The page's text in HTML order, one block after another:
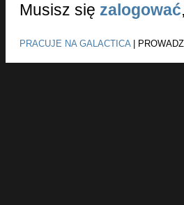
Musisz się zalogować
PRACUJE NA GALACTICA|